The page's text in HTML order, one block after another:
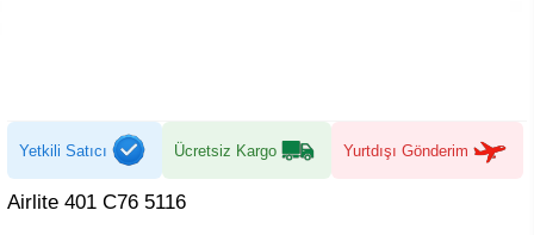
Yetkili Satıcı Ücretsiz Kargo Yurtdışı Gönderim
Airlite 401 C76 5116